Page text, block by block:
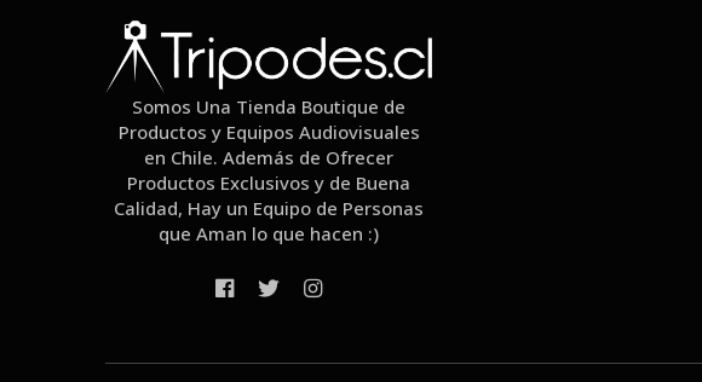
Somos Una Tienda Boutique de
Productos y Equipos Audiovisuales
en Chile. Además de Ofrecer
Productos Exclusivos y de Buena
Calidad, Hay un Equipo de Personas
que Aman lo que hacen :)